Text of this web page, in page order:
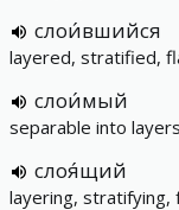
слои́вшийся
layered, stratified,
слои́мый
separable into
слоя́щий
layering, stratifying,